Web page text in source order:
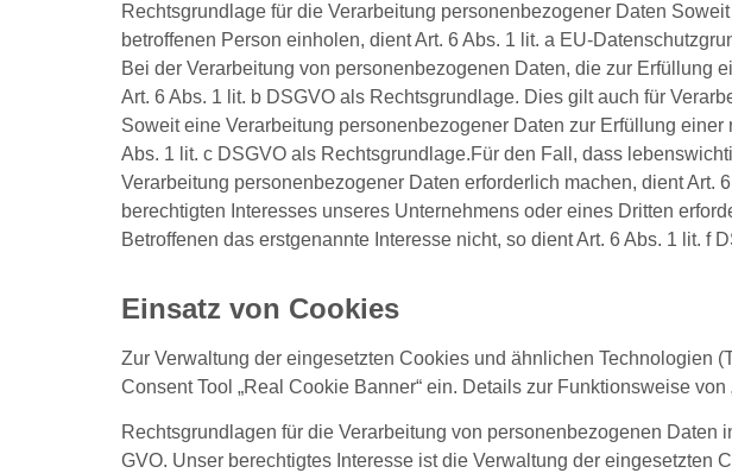
Rechtsgrundlage für die Verarbeitung personenbezogener Daten
betroffenen Person einholen, dient Art. 6 Abs. 1 lit. a EU-
Bei der Verarbeitung von personenbezogenen Daten, die zur Erfüllung
Art. 6 Abs. 1 lit. b DSGVO als Rechtsgrundlage. Dies gilt auch für
Soweit eine Verarbeitung personenbezogener Daten zur Erfüllung
Abs. 1 lit. c DSGVO als Rechtsgrundlage.Für den Fall, dass
Verarbeitung personenbezogener Daten erforderlich machen, dient
berechtigten Interesses unseres Unternehmens oder eines Dritten
Betroffenen das erstgenannte Interesse nicht, so dient Art. 6 Abs. 1 lit. f
Einsatz von Cookies
Zur Verwaltung der eingesetzten Cookies und ähnlichen Technologien
Consent Tool „Real Cookie Banner“ ein. Details zur Funktionsweise
Rechtsgrundlagen für die Verarbeitung von personenbezogenen Daten
GVO. Unser berechtigtes Interesse ist die Verwaltung der